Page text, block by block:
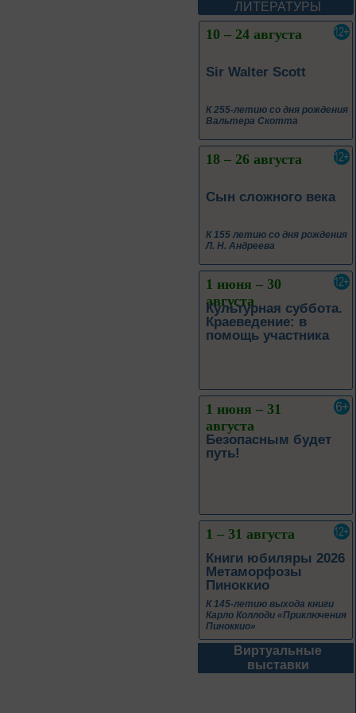
ЛИТЕРАТУРЫ
10 – 24 августа
Sir Walter Scott
К 255-летию со дня рождения
Вальтера Скотта
18 – 26 августа
Сын сложного века
К 155 летию со дня рождения
Л. Н. Андреева
1 июня – 30
августа
Культурная суббота.
Краеведение: в
помощь участника
1 июня – 31
августа
Безопасным будет
путь!
1 – 31 августа
Книги юбиляры 2026
Метаморфозы
Пиноккио
К 145-летию выхода книги
Карло Коллоди «Приключения
Пиноккио»
1 – 31 августа
Виртуальные
выставки